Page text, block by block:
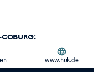
www.huk.de